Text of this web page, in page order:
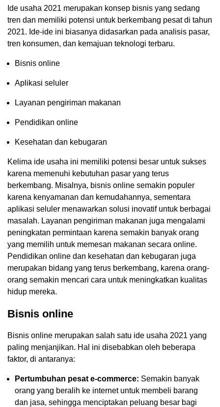
Ide usaha 2021 merupakan konsep bisnis yang sedang
tren dan memiliki potensi untuk berkembang pesat di tahun
2021. Ide-ide ini biasanya didasarkan pada analisis pasar,
tren konsumen, dan kemajuan teknologi terbaru.
Bisnis online
Aplikasi seluler
Layanan pengiriman makanan
Pendidikan online
Kesehatan dan kebugaran
Kelima ide usaha ini memiliki potensi besar untuk sukses
karena memenuhi kebutuhan pasar yang terus
berkembang. Misalnya, bisnis online semakin populer
karena kenyamanan dan kemudahannya, sementara
aplikasi seluler menawarkan solusi inovatif untuk berbagai
masalah. Layanan pengiriman makanan juga mengalami
peningkatan permintaan karena semakin banyak orang
yang memilih untuk memesan makanan secara online.
Pendidikan online dan kesehatan dan kebugaran juga
merupakan bidang yang terus berkembang, karena orang-
orang semakin mencari cara untuk meningkatkan kualitas
hidup mereka.
Bisnis online
Bisnis online merupakan salah satu ide usaha 2021 yang
paling menjanjikan. Hal ini disebabkan oleh beberapa
faktor, di antaranya:
Pertumbuhan pesat e-commerce: Semakin banyak
orang yang beralih ke internet untuk membeli barang
dan jasa, sehingga menciptakan peluang besar bagi